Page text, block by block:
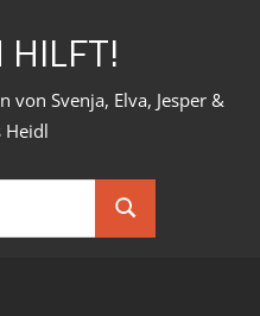
HILFT!
von Svenja, Elva, Jesper &
Heidl
Suchen